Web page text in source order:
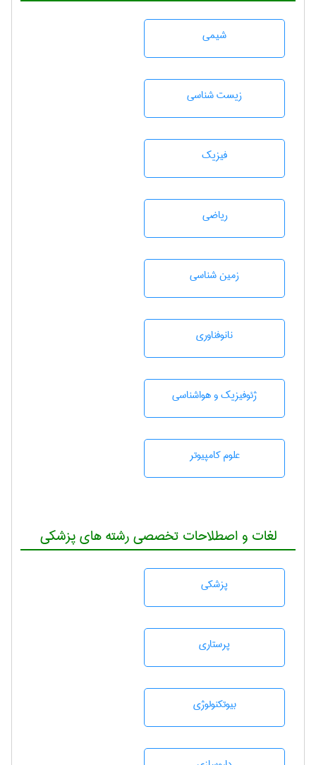
شيمی
زيست شناسی
فیزیک
رياضی
زمين شناسی
نانوفناوری
ژئوفيزيك و هواشناسی
علوم کامپیوتر
لغات و اصطلاحات تخصصی رشته های پزشکی
پزشكی
پرستاری
بيوتكنولوژی